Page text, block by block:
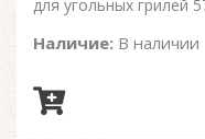
для угольных грилей
Наличие: В наличии